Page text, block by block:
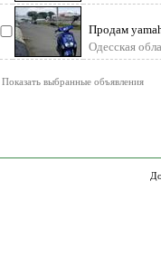
Продам
номе
Одесская
Показать выбранные объявления